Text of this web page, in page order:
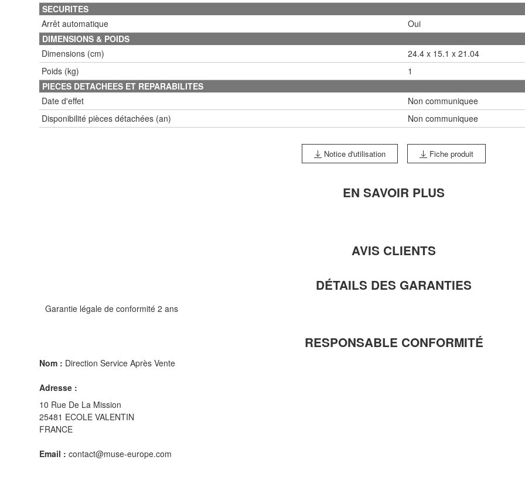
SECURITES
Arrêt automatique
Oui
DIMENSIONS & POIDS
Dimensions (cm)
24.4 x 15.1 x 21.04
Poids (kg)
1
PIECES DETACHEES ET REPARABILITES
Date d'effet
Non communiquee
Disponibilité pièces détachées (an)
Non communiquee
Notice d'utilisation Fiche produit
EN SAVOIR PLUS
AVIS CLIENTS
DÉTAILS DES GARANTIES
Garantie légale de conformité 2 ans
RESPONSABLE CONFORMITÉ
Nom : Direction Service Après Vente
Adresse :
10 Rue De La Mission
25481 ECOLE VALENTIN
FRANCE
Email : contact@muse-europe.com